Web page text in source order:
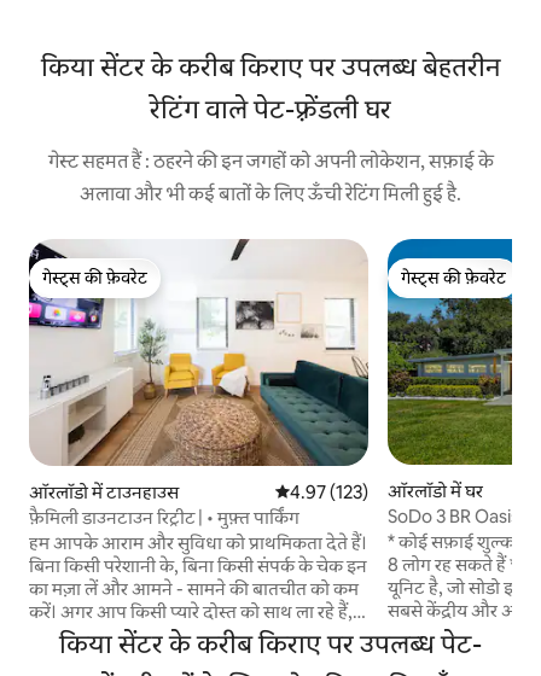
किया सेंटर के करीब किराए पर उपलब्ध बेहतरीन
रेटिंग वाले पेट-फ़्रेंडली घर
गेस्ट सहमत हैं : ठहरने की इन जगहों को अपनी लोकेशन, सफ़ाई के
अलावा और भी कई बातों के लिए ऊँची रेटिंग मिली हुई है.
गेस्ट्स की फ़ेवरेट
गेस्ट्स की फ़ेवरेट
ऑरलॉडो में टाउनहाउस औसत रेटिंग 5 में से 4.97, 123 समीक्षाएँ
4.97 (123)
फ़ैमिली डाउनटाउन रिट्रीट | • मुफ़्त पार्किंग
हम आपके आराम और सुविधा को प्राथमिकता देते हैं।
बिना किसी परेशानी के, बिना किसी संपर्क के चेक इन
का मज़ा लें और आमने - सामने की बातचीत को कम
करें। अगर आप किसी प्यारे दोस्त को साथ ला रहे हैं,
तो बस हमें पहले से बताएँ। $ 250 का पालतू जीव
शुल्क लागू होता है। 🔹 आसान डिजिटल चेक इन
गेस्ट्स की फ़ेवरेट
गेस्ट्स की फ़ेवरेट
ऑरलॉडो में घर
SoDo 3 BR Oasis
Sleeps 8*
* कोई सफ़ाई शुल्क
8 लोग रह सकते हैं *
यूनिट है, जो सोडो
सबसे केंद्रीय और
बेडरूम, 1.5 बाथरूम,
सभी ज़रूरी चीज़ों
किया सेंटर के करीब किराए पर उपलब्ध पेट-